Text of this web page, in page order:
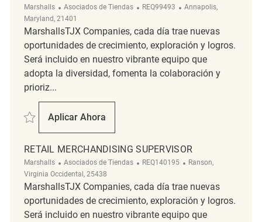
Marshalls Categoría
Asociados de Tiendas ReqId
REQ99493 Ubicación
Annapolis,
Maryland, 21401
MarshallsTJX Companies, cada día trae nuevas
oportunidades de crecimiento, exploración y logros.
Será incluido en nuestro vibrante equipo que
adopta la diversidad, fomenta la colaboración y
prioriz...
Salvar Merchandising Coordinator REQ99493
Aplicar Ahora
Merchandising Coordinator
RETAIL MERCHANDISING SUPERVISOR
Marshalls Categoría
Asociados de Tiendas ReqId
REQ140195 Ubicación
Ranson,
Virginia Occidental, 25438
MarshallsTJX Companies, cada día trae nuevas
oportunidades de crecimiento, exploración y logros.
Será incluido en nuestro vibrante equipo que